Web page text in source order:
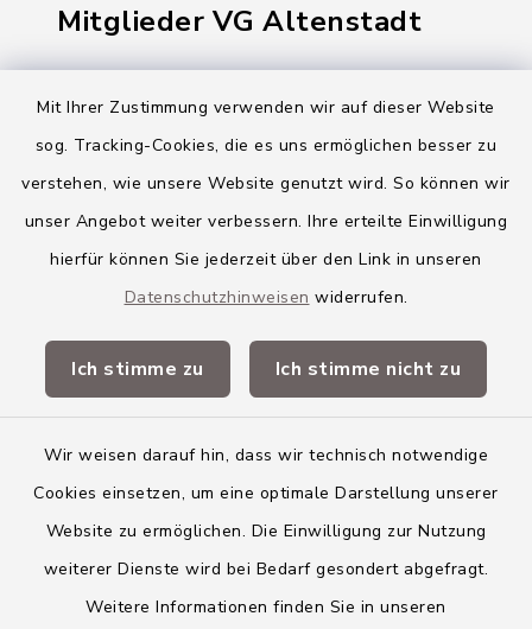
Mit Ihrer Zustimmung verwenden wir auf dieser Website
sog. Tracking-Cookies, die es uns ermöglichen besser zu
verstehen, wie unsere Website genutzt wird. So können wir
unser Angebot weiter verbessern. Ihre erteilte Einwilligung
hierfür können Sie jederzeit über den Link in unseren
Datenschutzhinweisen widerrufen.
Ich stimme zu Ich stimme nicht zu
Wir weisen darauf hin, dass wir technisch notwendige
Cookies einsetzen, um eine optimale Darstellung unserer
Website zu ermöglichen. Die Einwilligung zur Nutzung
weiterer Dienste wird bei Bedarf gesondert abgefragt.
Weitere Informationen finden Sie in unseren
Mitglieder VG Altenstadt
Markt Altenstadt
Gemeinde Osterberg
VG Altenstadt
Landkreis Neu-Ulm
Barrierefreiheit